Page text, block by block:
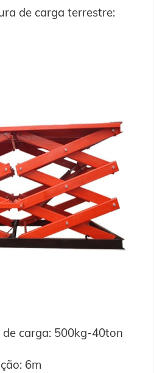
de carga terrestre:
carga: 500kg-40ton
6m